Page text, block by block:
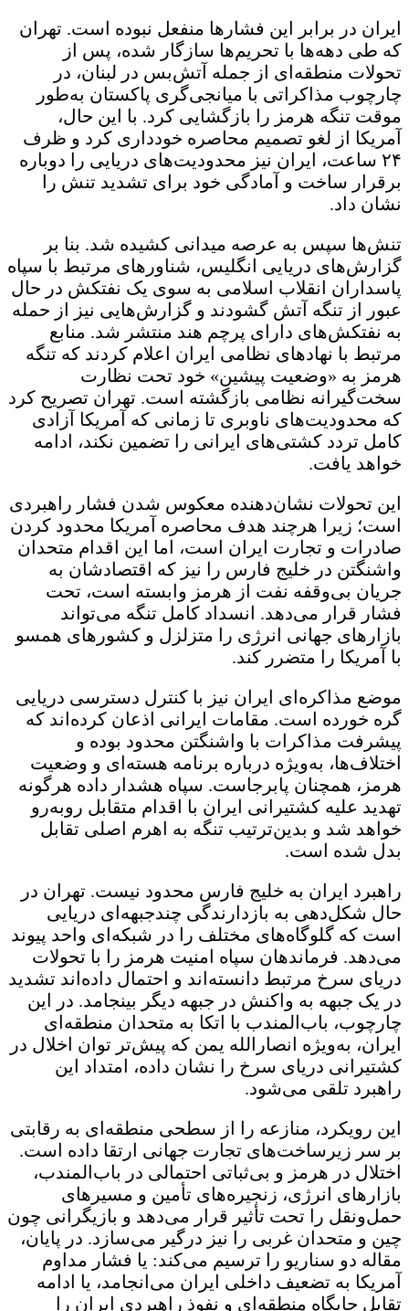
ایران در برابر این فشارها منفعل نبوده است. تهران
که طی دهه‌ها با تحریم‌ها سازگار شده، پس از
تحولات منطقه‌ای از جمله آتش‌بس در لبنان، در
چارچوب مذاکراتی با میانجی‌گری پاکستان به‌طور
موقت تنگه هرمز را بازگشایی کرد. با این حال،
آمریکا از لغو تصمیم محاصره خودداری کرد و ظرف
۲۴ ساعت، ایران نیز محدودیت‌های دریایی را دوباره
برقرار ساخت و آمادگی خود برای تشدید تنش را
نشان داد.
تنش‌ها سپس به عرصه میدانی کشیده شد. بنا بر
گزارش‌های دریایی انگلیس، شناورهای مرتبط با سپاه
پاسداران انقلاب اسلامی به سوی یک نفتکش در حال
عبور از تنگه آتش گشودند و گزارش‌هایی نیز از حمله
به نفتکش‌های دارای پرچم هند منتشر شد. منابع
مرتبط با نهادهای نظامی ایران اعلام کردند که تنگه
هرمز به «وضعیت پیشین» خود تحت نظارت
سخت‌گیرانه نظامی بازگشته است. تهران تصریح کرد
که محدودیت‌های ناوبری تا زمانی که آمریکا آزادی
کامل تردد کشتی‌های ایرانی را تضمین نکند، ادامه
خواهد یافت.
این تحولات نشان‌دهنده معکوس شدن فشار راهبردی
است؛ زیرا هرچند هدف محاصره آمریکا محدود کردن
صادرات و تجارت ایران است، اما این اقدام متحدان
واشنگتن در خلیج فارس را نیز که اقتصادشان به
جریان بی‌وقفه نفت از هرمز وابسته است، تحت
فشار قرار می‌دهد. انسداد کامل تنگه می‌تواند
بازارهای جهانی انرژی را متزلزل و کشورهای همسو
با آمریکا را متضرر کند.
موضع مذاکره‌ای ایران نیز با کنترل دسترسی دریایی
گره خورده است. مقامات ایرانی اذعان کرده‌اند که
پیشرفت مذاکرات با واشنگتن محدود بوده و
اختلاف‌ها، به‌ویژه درباره برنامه هسته‌ای و وضعیت
هرمز، همچنان پابرجاست. سپاه هشدار داده هرگونه
تهدید علیه کشتیرانی ایران با اقدام متقابل روبه‌رو
خواهد شد و بدین‌ترتیب تنگه به اهرم اصلی تقابل
بدل شده است.
راهبرد ایران به خلیج فارس محدود نیست. تهران در
حال شکل‌دهی به بازدارندگی چندجبهه‌ای دریایی
است که گلوگاه‌های مختلف را در شبکه‌ای واحد پیوند
می‌دهد. فرماندهان سپاه امنیت هرمز را با تحولات
دریای سرخ مرتبط دانسته‌اند و احتمال داده‌اند تشدید
در یک جبهه به واکنش در جبهه دیگر بینجامد. در این
چارچوب، باب‌المندب با اتکا به متحدان منطقه‌ای
ایران، به‌ویژه انصارالله یمن که پیش‌تر توان اخلال در
کشتیرانی دریای سرخ را نشان داده، امتداد این
راهبرد تلقی می‌شود.
این رویکرد، منازعه را از سطحی منطقه‌ای به رقابتی
بر سر زیرساخت‌های تجارت جهانی ارتقا داده است.
اختلال در هرمز و بی‌ثباتی احتمالی در باب‌المندب،
بازارهای انرژی، زنجیره‌های تأمین و مسیرهای
حمل‌ونقل را تحت تأثیر قرار می‌دهد و بازیگرانی چون
چین و متحدان غربی را نیز درگیر می‌سازد. در پایان،
مقاله دو سناریو را ترسیم می‌کند: یا فشار مداوم
آمریکا به تضعیف داخلی ایران می‌انجامد، یا ادامه
تقابل جایگاه منطقه‌ای و نفوذ راهبردی ایران را